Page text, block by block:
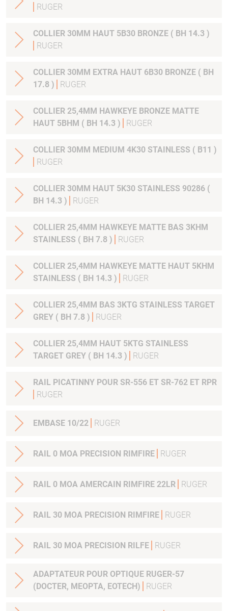
RUGER
COLLIER 30MM HAUT 5B30 BRONZE ( BH 14.3 )
RUGER
COLLIER 30MM EXTRA HAUT 6B30 BRONZE ( BH
17.8 )
RUGER
COLLIER 25,4MM HAWKEYE BRONZE MATTE
HAUT 5BHM ( BH 14.3 )
RUGER
COLLIER 30MM MEDIUM 4K30 STAINLESS ( B11 )
RUGER
COLLIER 30MM HAUT 5K30 STAINLESS 90286 (
BH 14.3 )
RUGER
COLLIER 25,4MM HAWKEYE MATTE BAS 3KHM
STAINLESS ( BH 7.8 )
RUGER
COLLIER 25,4MM HAWKEYE MATTE HAUT 5KHM
STAINLESS ( BH 14.3 )
RUGER
COLLIER 25,4MM BAS 3KTG STAINLESS TARGET
GREY ( BH 7.8 )
RUGER
COLLIER 25,4MM HAUT 5KTG STAINLESS
TARGET GREY ( BH 14.3 )
RUGER
RAIL PICATINNY POUR SR-556 ET SR-762 ET RPR
RUGER
EMBASE 10/22 RUGER
RAIL 0 MOA PRECISION RIMFIRE RUGER
RAIL 0 MOA AMERCAIN RIMFIRE 22LR RUGER
RAIL 30 MOA PRECISION RIMFIRE RUGER
RAIL 30 MOA PRECISION RILFE RUGER
ADAPTATEUR POUR OPTIQUE RUGER-57
(DOCTER, MEOPTA, EOTECH)
RUGER